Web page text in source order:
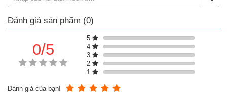
Thành phần chính
Trong 02 viên chứa: Bột chiết xuất nuôi cấy Bacillus natto
[dextrin, chiết xuất nuôi cấy Bacillus natto (bao gồm đậu
nành) 200 mg (chứa hoạt tính Nattokinase 4000 FU / tại thời
điểm sản xuất)] 232mg, dầu cá tinh luyện (chứa DHA 85mg,
EPA 9mg, DPA 2mg) 230mg, dầu rum 90mg, GABA (Axit
gamma-aminobutyric) 12mg, lecithin 10mg (từ đậu nành),
dầu thực vật [chứa vitamin E (d- α tocopherol) 5mg] 8,5mg,
rutin 8mg, hesperidin 4mg (từ cam đắng, cam)...
Đánh giá sản phẩm (0)
0/5
5
4
3
2
1
Đánh giá của bạn!